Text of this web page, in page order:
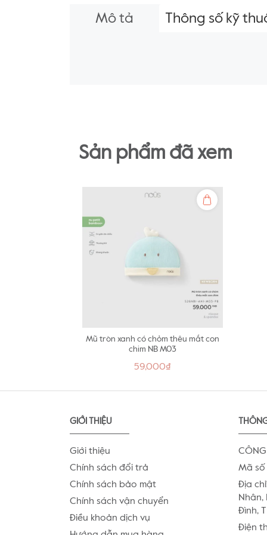
Mô tả Thông số kỹ
Sản phẩm đã xem
Mũ tròn xanh có chỏm thêu mắt con
chim NB M03
59,000₫
GIỚI THIỆU
Giới thiệu
Chính sách đổi trả
Chính sách bảo mật
Chính sách vận chuyển
Điều khoản dịch vụ
Mã số
Địa
Nhân,
Đình,
Điện